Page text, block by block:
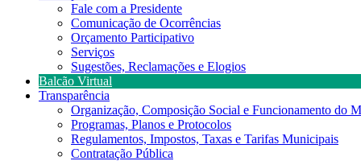
Fale com a Presidente
Comunicação de Ocorrências
Orçamento Participativo
Serviços
Sugestões, Reclamações e Elogios
Balcão Virtual
Transparência
Organização, Composição Social e Funcionamento do
Programas, Planos e Protocolos
Regulamentos, Impostos, Taxas e Tarifas Municipais
Contratação Pública